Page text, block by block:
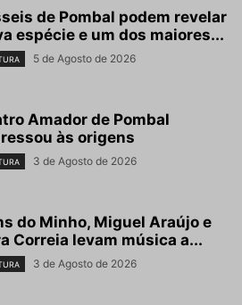
de Pombal podem revelar
espécie e um dos maiores...
5 de Agosto de 2026
Amador de Pombal
às origens
3 de Agosto de 2026
do Minho, Miguel Araújo e
Correia levam música a...
3 de Agosto de 2026